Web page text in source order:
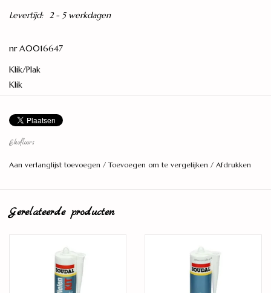
Levertijd: 2 - 5 werkdagen
nr A0016647
Klik/Plak
Klik
45,7 x 91,4 cm
Pakinhoud
Slijtlaag
Gebruikersklasse
Geschikt voor vloerverwarming
Ekofloors
Aan verlanglijst toevoegen /Toevoegen om te vergelijken / Afdrukken
Gerelateerde producten